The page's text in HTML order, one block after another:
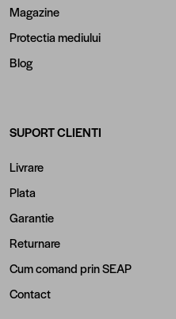
Magazine
Protectia mediului
Blog
SUPORT CLIENTI
Livrare
Plata
Garantie
Returnare
Cum comand prin SEAP
Contact